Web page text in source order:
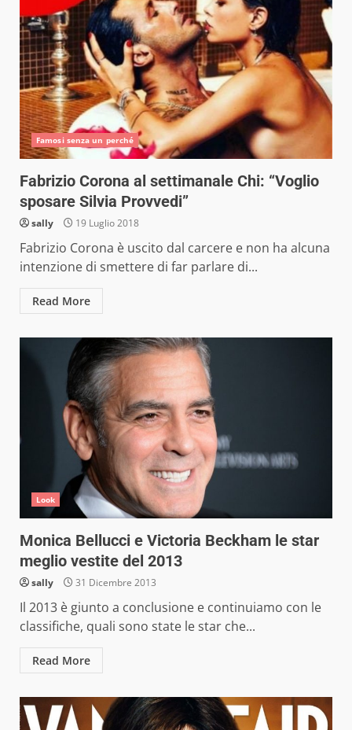
Famosi senza un perché
Fabrizio Corona al settimanale Chi: “Voglio
sposare Silvia Provvedi”
sally 19 Luglio 2018
Fabrizio Corona è uscito dal carcere e non ha alcuna
intenzione di smettere di far parlare di...
Read More
Look
Monica Bellucci e Victoria Beckham le star
meglio vestite del 2013
sally 31 Dicembre 2013
Il 2013 è giunto a conclusione e continuiamo con le
classifiche, quali sono state le star che...
Read More